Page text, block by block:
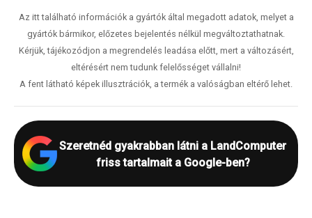
Az itt található információk a gyártók által megadott adatok, melyet a
gyártók bármikor, előzetes bejelentés nélkül megváltoztathatnak.
Kérjük, tájékozódjon a megrendelés leadása előtt, mert a változásért,
eltérésért nem tudunk felelősséget vállalni!
A fent látható képek illusztrációk, a termék a valóságban eltérő lehet.
Szeretnéd gyakrabban látni a LandComputer
friss tartalmait a Google-ben?